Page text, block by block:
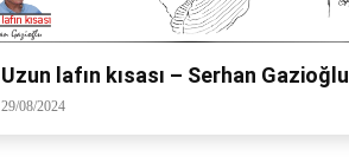
Uzun lafın kısası – Serhan Gazioğlu
29/08/2024